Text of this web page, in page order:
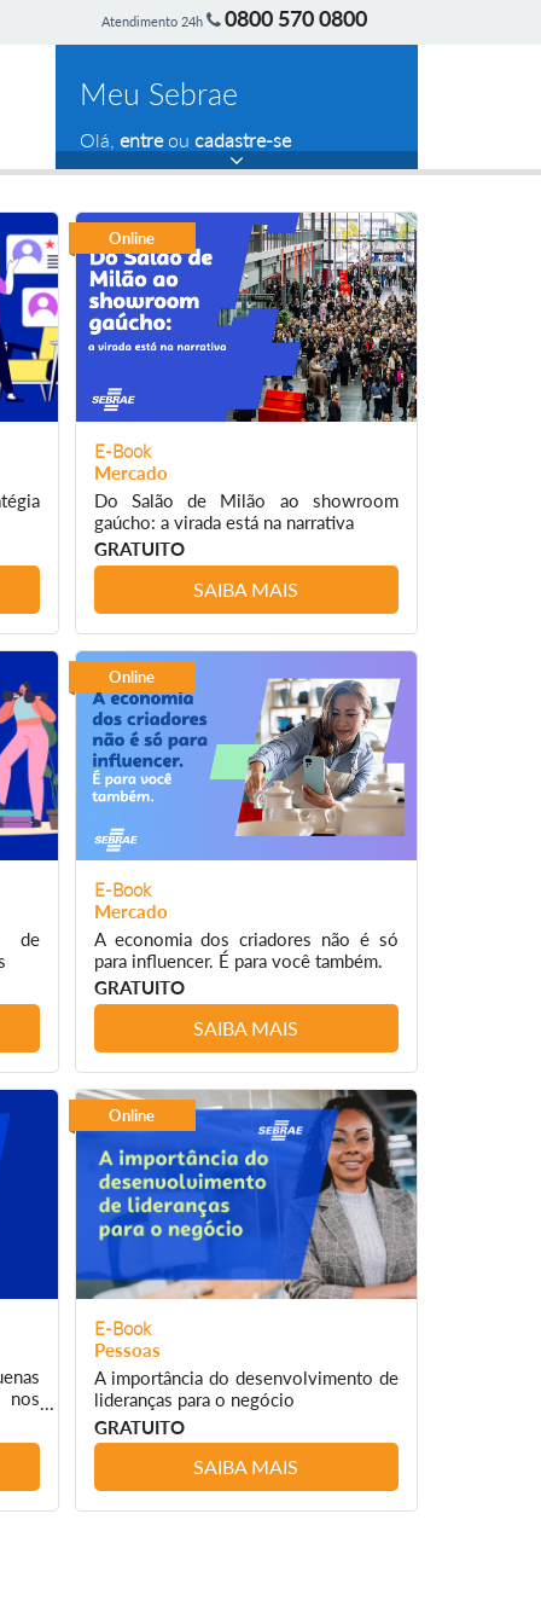
Atendimento 24h 0800 570 0800
Meu Sebrae
Olá, entreou cadastre-se
Online
E-Book
Mercado
Do Salão de Milão ao showroom
gaúcho: a virada está na narrativa
GRATUITO
SAIBA MAIS
de
Online
E-Book
Mercado
A economia dos criadores não é só
para influencer. É para você também.
GRATUITO
SAIBA MAIS
Online
E-Book
Pessoas
A importância do desenvolvimento de
lideranças para o negócio
GRATUITO
SAIBA MAIS